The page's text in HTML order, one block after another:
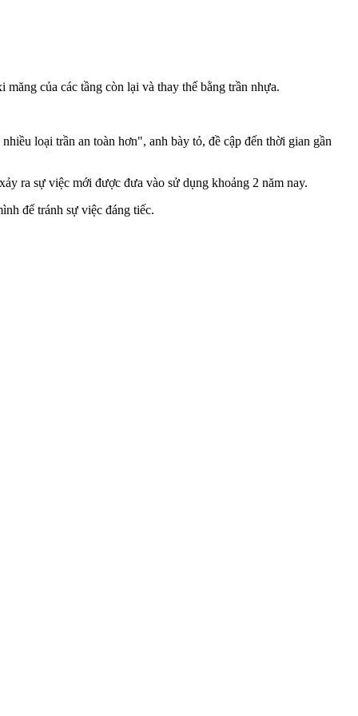
của các tầng còn lại và thay thế bằng trần nhựa.
loại trần an toàn hơn", anh bày tỏ, đề cập đến thời gian gần
ra sự việc mới được đưa vào sử dụng khoảng 2 năm nay.
để tránh sự việc đáng tiếc.